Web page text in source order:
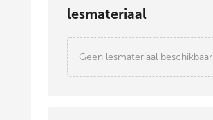
lesmateriaal
Geen lesmateriaal beschikbaar